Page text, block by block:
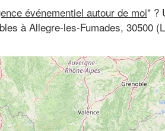
événementiel autour de moi" ?
à Allegre-les-Fumades, 30500